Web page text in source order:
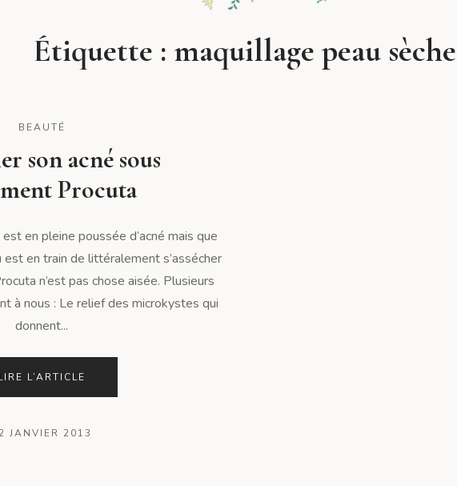
Étiquette : maquillage peau
BEAUTÉ
son acné sous
Procuta
en pleine poussée d’acné mais que
en train de littéralement s’assécher
n’est pas chose aisée. Plusieurs
à nous : Le relief des microkystes qui
donnent...
L’ARTICLE
JANVIER 2013